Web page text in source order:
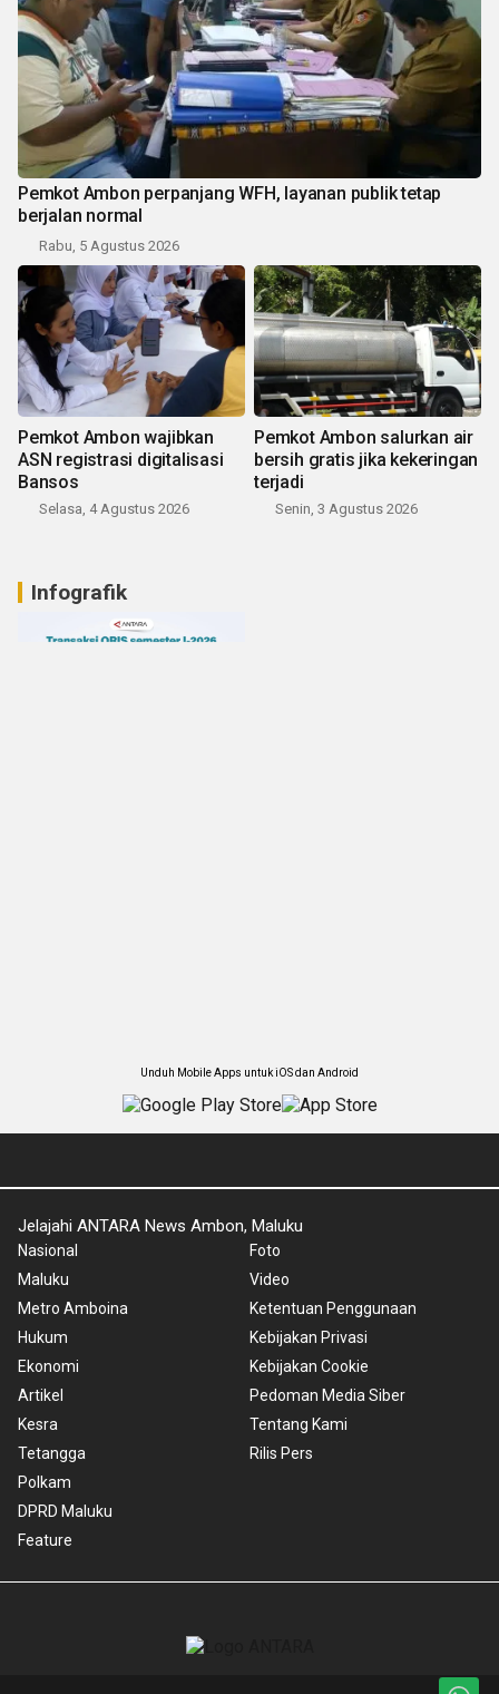
Pemkot Ambon perpanjang WFH, layanan publik tetap
berjalan normal
Rabu, 5 Agustus 2026
Pemkot Ambon wajibkan
ASN registrasi digitalisasi
Bansos
Selasa, 4 Agustus 2026
Pemkot Ambon salurkan air
bersih gratis jika kekeringan
terjadi
Senin, 3 Agustus 2026
Infografik
Unduh Mobile Apps untuk iOS dan Android
Jelajahi ANTARA News Ambon, Maluku
Nasional
Maluku
Metro Amboina
Hukum
Ekonomi
Artikel
Kesra
Tetangga
Polkam
DPRD Maluku
Feature
Foto
Video
Ketentuan Penggunaan
Kebijakan Privasi
Kebijakan Cookie
Pedoman Media Siber
Tentang Kami
Rilis Pers